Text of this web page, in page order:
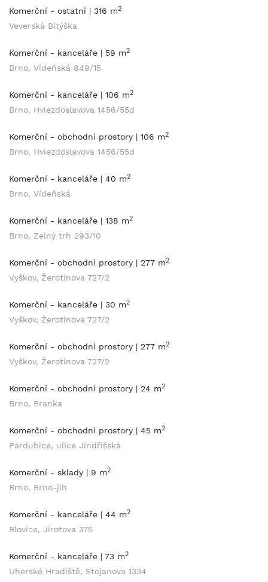
Komerční - ostatní | 316 m2
Veverská Bítýška
Komerční - kanceláře | 59 m2
Brno, Vídeňská 849/15
Komerční - kanceláře | 106 m2
Brno, Hviezdoslavova 1456/55d
Komerční - obchodní prostory | 106 m2
Brno, Hviezdoslavova 1456/55d
Komerční - kanceláře | 40 m2
Brno, Vídeňská
Komerční - kanceláře | 138 m2
Brno, Zelný trh 293/10
Komerční - obchodní prostory | 277 m2
Vyškov, Žerotínova 727/2
Komerční - kanceláře | 30 m2
Vyškov, Žerotínova 727/2
Komerční - obchodní prostory | 277 m2
Vyškov, Žerotínova 727/2
Komerční - obchodní prostory | 24 m2
Brno, Branka
Komerční - obchodní prostory | 45 m2
Pardubice, ulice Jindřišská
Komerční - sklady | 9 m2
Brno, Brno-jih
Komerční - kanceláře | 44 m2
Blovice, Jirotova 375
Komerční - kanceláře | 73 m2
Uherské Hradiště, Stojanova 1334